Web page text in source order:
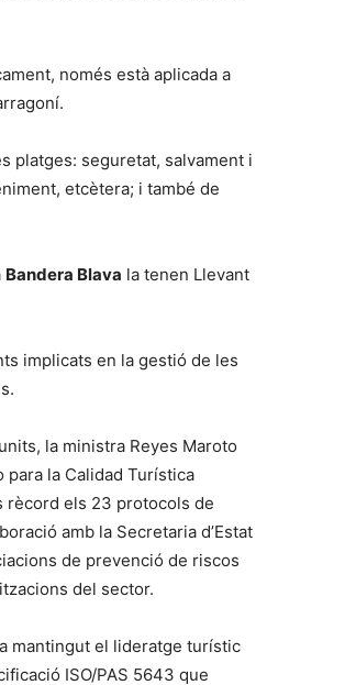
només està aplicada a
platges: seguretat, salvament i
etcètera; i també de
Bandera Blava la tenen Llevant
implicats en la gestió de les
la ministra Reyes Maroto
la Calidad Turística
rècord els 23 protocols de
amb la Secretaria d’Estat
de prevenció de riscos
del sector.
mantingut el lideratge turístic
ISO/PAS 5643 que